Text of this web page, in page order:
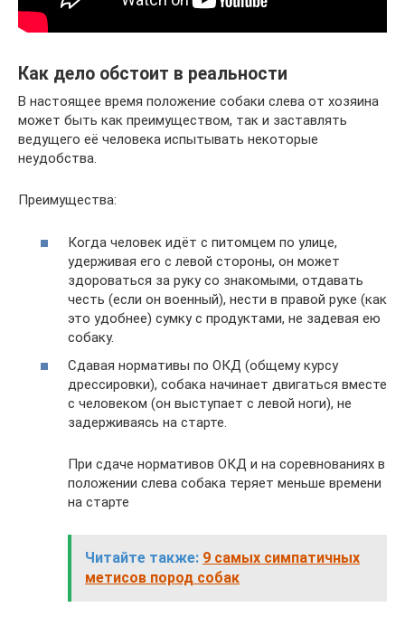
Как дело обстоит в реальности
В настоящее время положение собаки слева от хозяина
может быть как преимуществом, так и заставлять
ведущего её человека испытывать некоторые
неудобства.
Преимущества:
Когда человек идёт с питомцем по улице,
удерживая его с левой стороны, он может
здороваться за руку со знакомыми, отдавать
честь (если он военный), нести в правой руке (как
это удобнее) сумку с продуктами, не задевая ею
собаку.
Сдавая нормативы по ОКД (общему курсу
дрессировки), собака начинает двигаться вместе
с человеком (он выступает с левой ноги), не
задерживаясь на старте.
При сдаче нормативов ОКД и на соревнованиях в
положении слева собака теряет меньше времени
на старте
Читайте также: 9 самых симпатичных
метисов пород собак